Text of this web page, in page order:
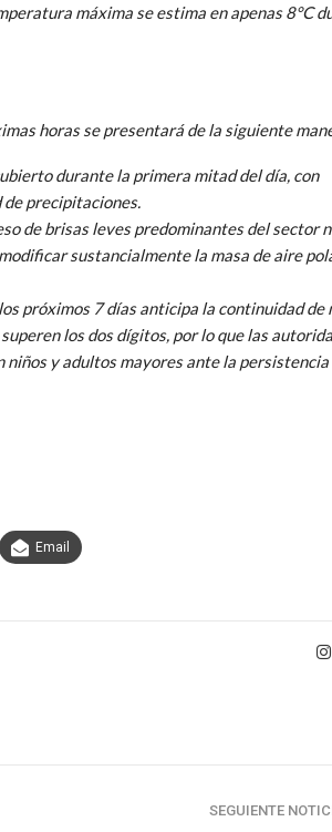
máxima se estima en apenas 8°C
horas se presentará de la siguiente
durante la primera mitad del día, con
precipitaciones.
de brisas leves predominantes del sector
sustancialmente la masa de aire
próximos 7 días anticipa la continuidad de
los dos dígitos, por lo que las
y adultos mayores ante la persistencia
Email
SEGUIENTE